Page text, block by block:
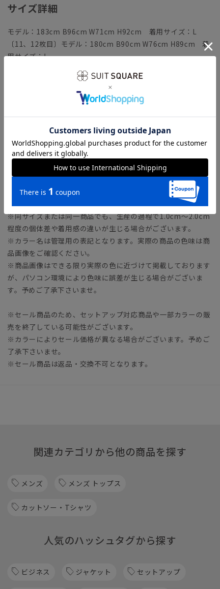
サイズ詳細
モデル：183cm B96cm W71cm H92cm 着用サイズ：L
〔11、12枚目〕モデル：180cm B90cm W76cm H89cm 着
用サイズ：L
【S】着丈66.0cm バスト98.0cm 肩幅42.0cm 袖丈
【M】着丈68.0cm バスト102.0cm 肩幅44.0cm 袖丈
23.0cm
【L】着丈70.0cm バスト106.0cm 肩幅46.0cm 袖丈
24.0cm
【LL】着丈72.0cm バスト110.0cm 肩幅48.0cm 袖丈
※商品の仕上がりサイズ（出来上がり寸法）は上記のサイズ表
※同サイズまたは同一商品でも、生産の過程で1.0cm～2.0cm
程度の個体差や着用感の違いが生じる場合がございます。
※カラー名は管理用の表記となります。実際の商品の色味は商
品画像をご確認ください。
※商品画像はできる限り実際の色に近づけて掲載しております
が、パソコン環境により色味に誤差が生じる場合がございま
す。予めご了承下さいませ。
※セール商品のため、セットアップ対応商品や一部カラーの販
売を終了している可能性がございます。
※カラーによりセール価格が異なる場合がございます。予めご
了承下さいませ。
※セール商品は返品・交換不可となります。
関連カテゴリから他の商品を探す
メンズ メンズ トップス
カットソー・Tシャツ
人気のハッシュタグから探す
ビジネス ジャケット セットアップ